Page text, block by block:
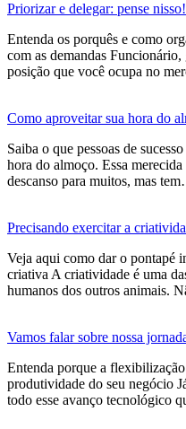
Priorizar e delegar: pense nisso!
Entenda os porquês e como
com as demandas
posição que você ocupa no
Como aproveitar sua hora do
Saiba o que pessoas de
hora do almoço. Essa
descanso para muitos, mas
Precisando exercitar a
Veja aqui como dar o pontapé
criativa A criatividade é uma
humanos dos outros animais.
Vamos falar sobre nossa
Entenda porque a
produtividade do seu negócio
todo esse avanço tecnológico